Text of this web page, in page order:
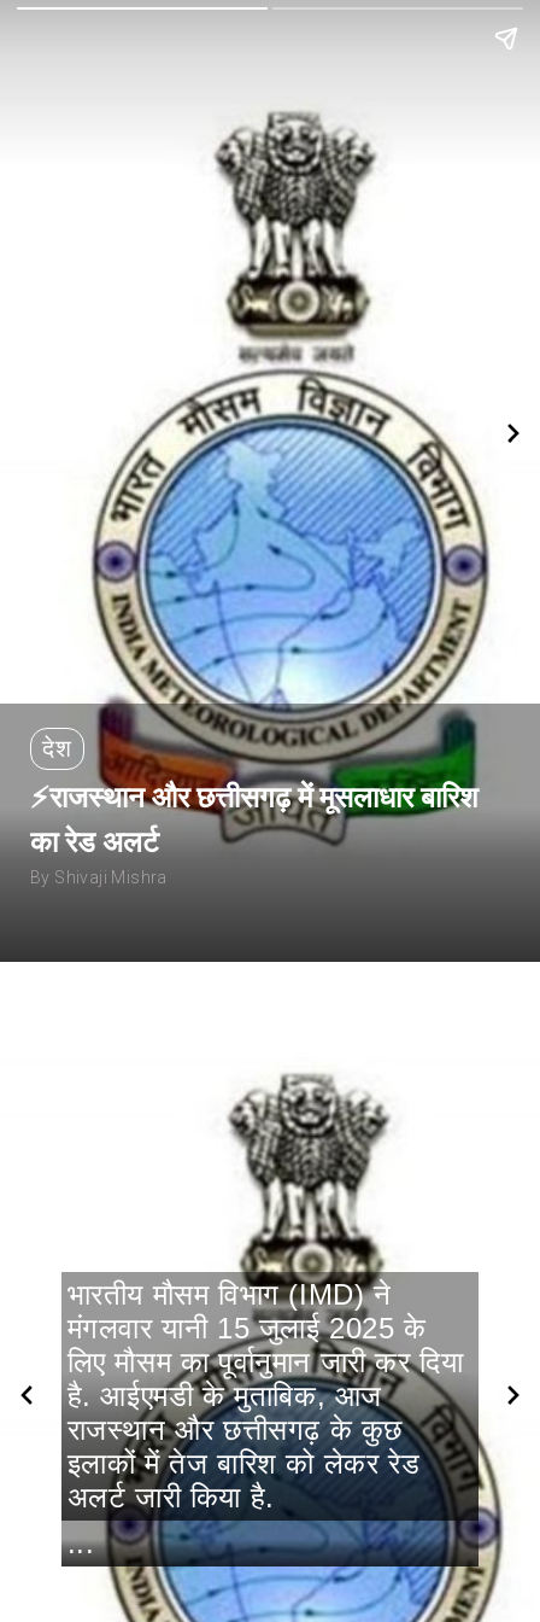
देश
⚡राजस्थान और छत्तीसगढ़ में मूसलाधार बारिश
का रेड अलर्ट
By Shivaji Mishra
भारतीय मौसम विभाग (IMD) ने
मंगलवार यानी 15 जुलाई 2025 के
लिए मौसम का पूर्वानुमान जारी कर दिया
है. आईएमडी के मुताबिक, आज
राजस्थान और छत्तीसगढ़ के कुछ
इलाकों में तेज बारिश को लेकर रेड
अलर्ट जारी किया है.
...